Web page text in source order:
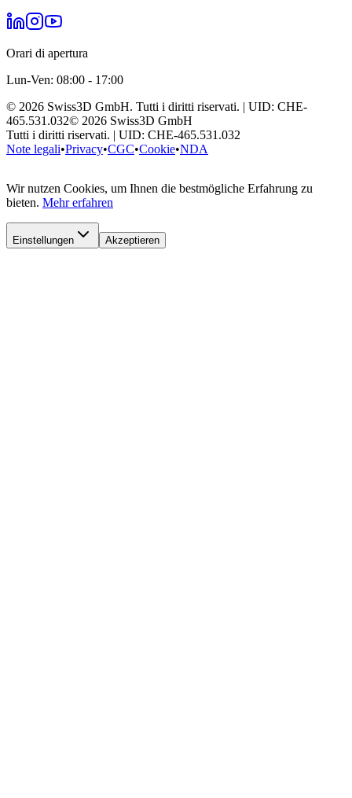
Orari di apertura
Lun-Ven: 08:00 - 17:00
© 2026 Swiss3D GmbH. Tutti i diritti riservati. | UID: CHE-
465.531.032© 2026 Swiss3D GmbH
Tutti i diritti riservati. | UID: CHE-465.531.032
Note legali•Privacy•CGC•Cookie•NDA
Wir nutzen Cookies, um Ihnen die bestmögliche Erfahrung zu
bieten. Mehr erfahren
Einstellungen Akzeptieren